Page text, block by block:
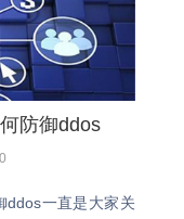
防御ddos
ddos一直是大家关